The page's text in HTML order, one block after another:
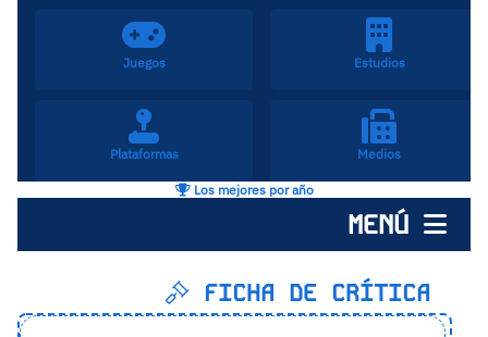
Juegos Estudios
Plataformas Medios
Los mejores por año
MENÚ
FICHA DE CRÍTICA